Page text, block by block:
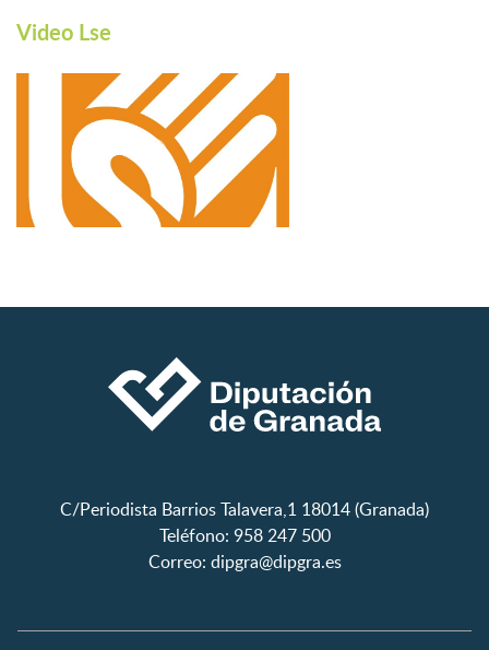
Video Lse
C/Periodista Barrios Talavera,1 18014 (Granada)
Teléfono: 958 247 500
Correo: dipgra@dipgra.es